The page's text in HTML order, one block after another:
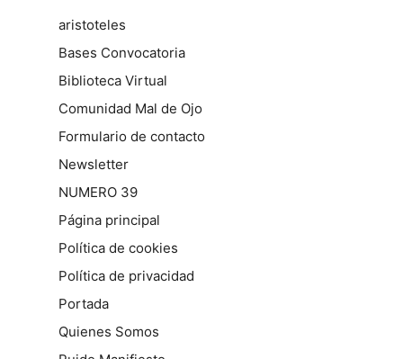
aristoteles
Bases Convocatoria
Biblioteca Virtual
Comunidad Mal de Ojo
Formulario de contacto
Newsletter
NUMERO 39
Página principal
Política de cookies
Política de privacidad
Portada
Quienes Somos